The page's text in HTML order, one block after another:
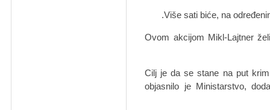
Više sati biće, na
Ovom akcijom Mikl-Lajtner
Cilj je da se stane na put
objasnilo je Ministarstvo,